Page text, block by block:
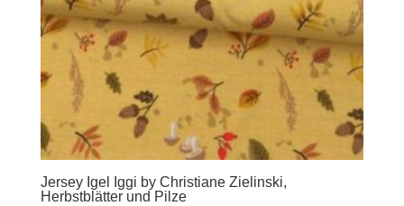
Jersey Igel Iggi by Christiane Zielinski,
Herbstblätter und Pilze